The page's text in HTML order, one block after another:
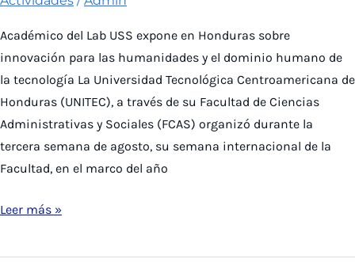
dominantes
Académico del Lab USS expone en Honduras sobre
innovación para las humanidades y el dominio humano de
la tecnología La Universidad Tecnológica Centroamericana de
Honduras (UNITEC), a través de su Facultad de Ciencias
Administrativas y Sociales (FCAS) organizó durante la
tercera semana de agosto, su semana internacional de la
Facultad, en el marco del año
Académico
Lab
Leer más »